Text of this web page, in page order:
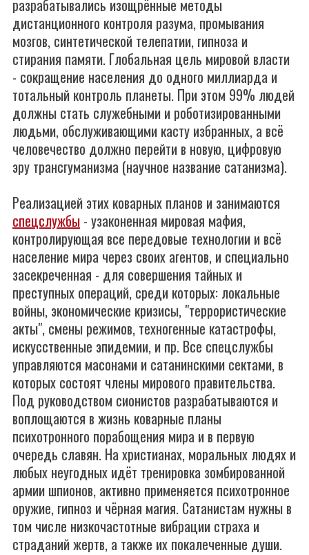
разрабатывались изощрённые методы
дистанционного контроля разума, промывания
мозгов, синтетической телепатии, гипноза и
стирания памяти. Глобальная цель мировой власти
- сокращение населения до одного миллиарда и
тотальный контроль планеты. При этом 99% людей
должны стать служебными и роботизированными
людьми, обслуживающими касту избранных, а всё
человечество должно перейти в новую, цифровую
эру трансгуманизма (научное название сатанизма).
Реализацией этих коварных планов и занимаются
спецслужбы - узаконенная мировая мафия,
контролирующая все передовые технологии и всё
население мира через своих агентов, и специально
засекреченная - для совершения тайных и
преступных операций, среди которых: локальные
войны, экономические кризисы, "террористические
акты", смены режимов, техногенные катастрофы,
искусственные эпидемии, и пр. Все спецслужбы
управляются масонами и сатанинскими сектами, в
которых состоят члены мирового правительства.
Под руководством сионистов разрабатываются и
воплощаются в жизнь коварные планы
психотронного порабощения мира и в первую
очередь славян. На христианах, моральных людях и
любых неугодных идёт тренировка зомбированной
армии шпионов, активно применяется психотронное
оружие, гипноз и чёрная магия. Сатанистам нужны в
том числе низкочастотные вибрации страха и
страданий жертв, а также их покалеченные души.